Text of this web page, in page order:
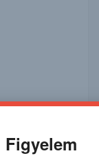
Figyelem